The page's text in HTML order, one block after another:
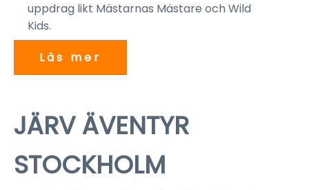
uppdrag likt Mästarnas Mästare och Wild
Kids.
Läs mer
JÄRV ÄVENTYR
STOCKHOLM